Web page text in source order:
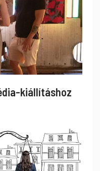
kiállításhoz